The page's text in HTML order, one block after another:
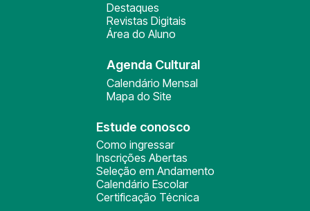
Destaques
Revistas Digitais
Área do Aluno
Agenda Cultural
Calendário Mensal
Mapa do Site
Estude conosco
Como ingressar
Inscrições Abertas
Seleção em Andamento
Calendário Escolar
Certificação Técnica